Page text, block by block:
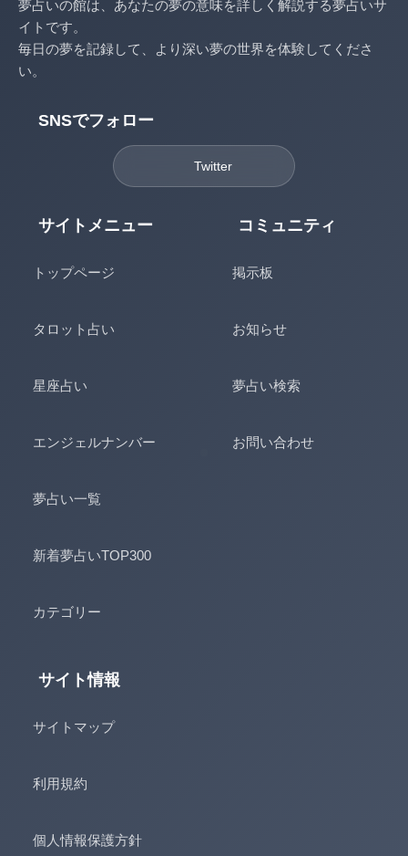
夢占いの館は、あなたの夢の意味を詳しく解説する夢占いサ
イトです。
毎日の夢を記録して、より深い夢の世界を体験してくださ
い。
SNSでフォロー
Twitter
サイトメニュー
トップページ
タロット占い
星座占い
エンジェルナンバー
夢占い一覧
新着夢占いTOP300
カテゴリー
コミュニティ
掲示板
お知らせ
夢占い検索
お問い合わせ
サイト情報
サイトマップ
利用規約
個人情報保護方針